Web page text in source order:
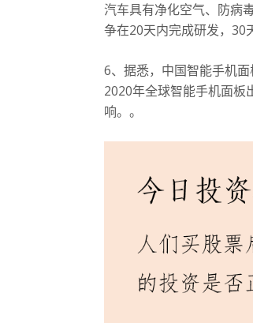
汽车具有净化空气、防病
争在20天内完成研发，30
6、据悉，中国智能手机面
2020年全球智能手机面板
响。 。